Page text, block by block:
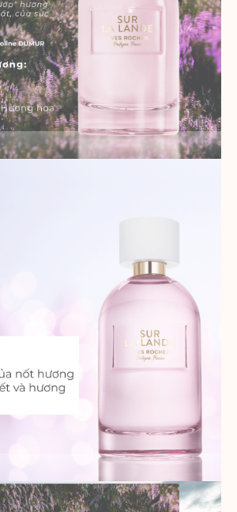
về số liệu thống kê sử
web mà không nhận dạng
từng khách truy cập vào
số sản phẩm